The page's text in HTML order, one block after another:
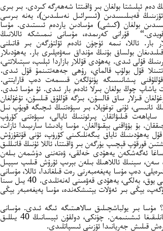
“ مۇسا،خەلقىنىڭ دەم ئېلىشتا بولغان بىر ۋاقىتتا شەھەرگە كىردى. بىر بىرى
قەبىلىسىدىن (ئىسرائىل نەسلىدىن)، يەنە بىرسى
بولغان (كىشى) مۇسادىن ياردەم ئىستىدى. مۇسا
قۇرانى كەرىمدە، مۇسانى نىمىشكە ئاللانىڭ
بار. ئاللا، نىمە ئۈچۈن ئادەم ئۆلتۈرگەن بىر قاتىلنى
بولساق بۇنىڭ مۇنداق سەۋەپلىرى بار. يەھۇدىلار
قۇلى ئىدى. يەھۇدى قۇللار بازاردا ئېلىپ، سېتىلاتتى،
قۇل بولۇپ قالماي، رۇھى جەھەتتىنمۇ قۇل ئىدى.
قۇللۇقنى پىشانىسىگە پۈتۈلگەن قىسمەت دەپ قارايتتى.
ياشاپ چوڭ بولغان بىرلا ئادەم بار ئىدى. ئۇ مۇسا ئىدى.
قىزلار ساق قالسۇن، بىزگە قۇللۇق قىلسۇن، تۇغۇلغان
ئانىسى، ئۇنى توغۇپلا، بىر سېۋەتنىڭ ئىچىگە قويۇپ نىل
قىلىۋاتقان پىرئوننىڭ ئايالى، سېۋەتنى كۆرۈپ
بۇ بۇۋاقنى بېقىۋالغان. مۇسا پادىشا سارىيىدا ئازات،
يەھۇدىنىڭ تاياق يىگەنلىكىنى كۆرۈپ، ئۇنى قۇتقۇزۇش
قورقۇپ قېچىپ يۈرگەن بىر ۋاقىتتا، ئاللا ئۇنىڭ قاتىللىق
ئەگەشكەن يەھۇدى خەلقى، ۋەتەننى دۈشمەن بىلەن
سەن، سېنىڭ ئاللاھىڭ بىلەن بېرىپ ئۇرۇش قىلىپ سېپىل
دەپ مۇسا پەيغەمبەرنى رەت قىلغاندا، ئاللا، مۇسانى
”سەن بۇ خەلقنى گەپكە كىرگۈزەلمىدىڭ“ دەپ ئەيىپلىگىنى يوق، بەلكى، يەھۇدى قەۋمىنى لەنەتلىدى. 40 يىل سىنا
يېڭى بىر ئەۋلات يېتىشكەندە، مۇسا پەيغەمبەر يېڭى
مۇسا بىر يولباشچىلىق سالاھىتىگە ئىگە ئىدى. مۇسانى
كەچۈرگەن ئاللا، دولقۇن ئېسيانى ئاللا بۇرۇن كەچۈرىدىغانلىقىغا ئىشىنىمەن. چۈنكى، دولقۇن ئېيسانىڭ 40 يىللىق
قىلىش جەريانىدا ئۆزىنى ئىسپاتلىدى.